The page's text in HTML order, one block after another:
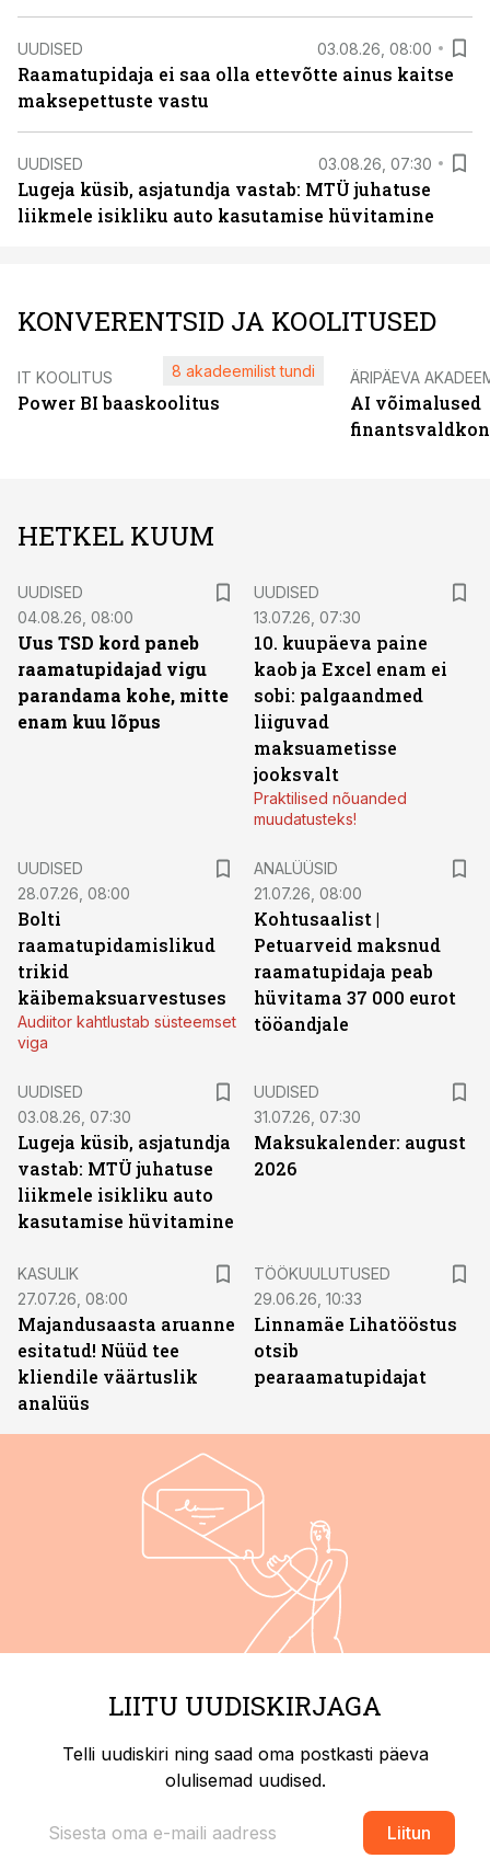
UUDISED 03.08.26, 08:00
Raamatupidaja ei saa olla ettevõtte ainus kaitse
maksepettuste vastu
UUDISED 03.08.26, 07:30
Lugeja küsib, asjatundja vastab: MTÜ juhatuse
liikmele isikliku auto kasutamise hüvitamine
KONVERENTSID JA KOOLITUSED
IT KOOLITUS
Power BI baaskoolitus
8 akadeemilist tundi ÄRIPÄEVA
AI võimalused
HETKEL KUUM
UUDISED
04.08.26, 08:00
Uus TSD kord paneb
raamatupidajad vigu
parandama kohe, mitte
enam kuu lõpus
UUDISED
13.07.26, 07:30
10. kuupäeva paine
kaob ja Excel enam ei
sobi: palgaandmed
liiguvad
maksuametisse
jooksvalt
Praktilised nõuanded
muudatusteks!
UUDISED
28.07.26, 08:00
Bolti
raamatupidamislikud
trikid
käibemaksuarvestuses
Audiitor kahtlustab süsteemset
viga
ANALÜÜSID
21.07.26, 08:00
Kohtusaalist |
Petuarveid maksnud
raamatupidaja peab
hüvitama 37 000 eurot
tööandjale
UUDISED
03.08.26, 07:30
Lugeja küsib, asjatundja
vastab: MTÜ juhatuse
liikmele isikliku auto
kasutamise hüvitamine
UUDISED
31.07.26, 07:30
Maksukalender: august
2026
KASULIK
27.07.26, 08:00
Majandusaasta aruanne
esitatud! Nüüd tee
kliendile väärtuslik
analüüs
TÖÖKUULUTUSED
29.06.26, 10:33
Linnamäe Lihatööstus
otsib
pearaamatupidajat
LIITU UUDISKIRJAGA
Telli uudiskiri ning saad oma postkasti päeva
olulisemad uudised.
Liitun